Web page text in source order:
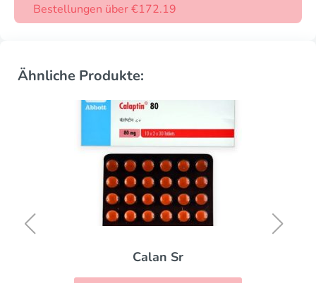
Bestellungen über €172.19
Ähnliche Produkte:
Calan Sr